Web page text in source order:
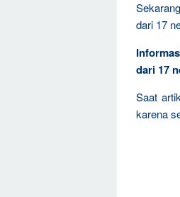
dari 17
dari 17
Saat
karena